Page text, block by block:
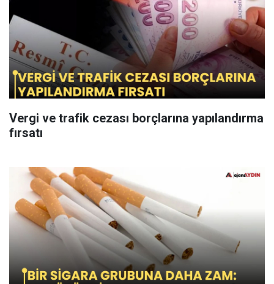
Vergi ve trafik cezası borçlarına yapılandırma
fırsatı